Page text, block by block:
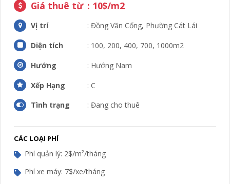
Giá thuê từ : 10$/m2
Vị trí : Đồng Văn Cống, Phường Cát Lái
Diện tích : 100, 200, 400, 700, 1000m2
Hướng : Hướng Nam
Xếp Hạng : C
Tình trạng : Đang cho thuê
CÁC LOẠI PHÍ
Phí quản lý: 2$/m²/tháng
Phí xe máy: 7$/xe/tháng